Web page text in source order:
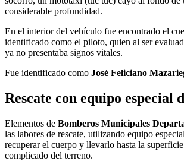
considerable profundidad.
En el interior del vehículo fue encontrado el
identificado como el piloto, quien al ser
ya no presentaba signos vitales.
Fue identificado como José Feliciano
Rescate con equipo especial
Elementos de Bomberos Municipales
las labores de rescate, utilizando equipo
recuperar el cuerpo y llevarlo hasta la
complicado del terreno.